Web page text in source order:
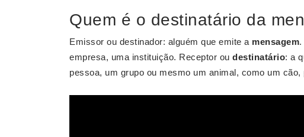
Quem é o destinatário da
Emissor ou destinador: alguém que emite a mensagem.
empresa, uma instituição. Receptor ou destinatário: a
pessoa, um grupo ou mesmo um animal, como um cão,